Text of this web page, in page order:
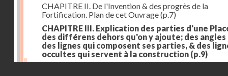
CHAPITRE II. De l'Invention & des progrès de la
Fortification. Plan de cet Ouvrage(p.7)
CHAPITRE III. Explication des parties d'une
des différens dehors qu'on y ajoute; des angles
des lignes qui composent ses parties, & des
occultes qui servent à la construction (p.9)
Des lignes & des angles qui composent les parties